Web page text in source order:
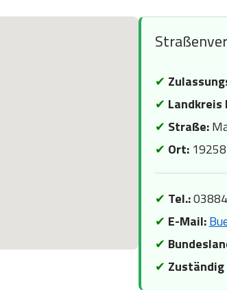
✔
✔
✔ Straße:
✔ Ort:19258
✔ Tel.:
✔ E-Mail:
✔
✔